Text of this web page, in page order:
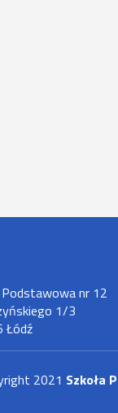
Podstawowa nr 12
1/3
Łódź
2021 Szkoła